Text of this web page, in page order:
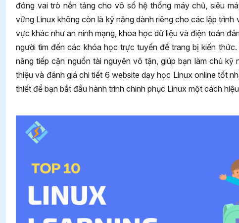
đóng vai trò nền tảng cho vô số hệ thống máy chủ, siêu
vững Linux không còn là kỹ năng dành riêng cho các lập
vực khác như an ninh mạng, khoa học dữ liệu và điện toán
người tìm đến các khóa học trực tuyến để trang bị kiến
năng tiếp cận nguồn tài nguyên vô tận, giúp bạn làm chủ
thiệu và đánh giá chi tiết 6 website dạy học Linux online tốt
thiết để bạn bắt đầu hành trình chinh phục Linux một cách